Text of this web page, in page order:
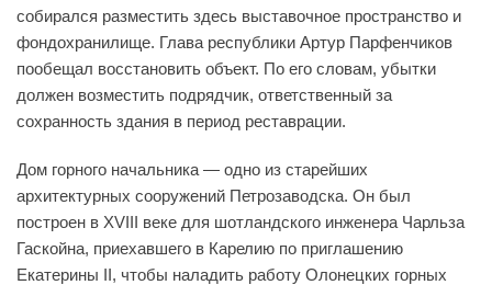
собирался разместить здесь выставочное пространство и
фондохранилище. Глава республики Артур Парфенчиков
пообещал восстановить объект. По его словам, убытки
должен возместить подрядчик, ответственный за
сохранность здания в период реставрации.
Дом горного начальника — одно из старейших
архитектурных сооружений Петрозаводска. Он был
построен в XVIII веке для шотландского инженера Чарльза
Гаскойна, приехавшего в Карелию по приглашению
Екатерины II, чтобы наладить работу Олонецких горных